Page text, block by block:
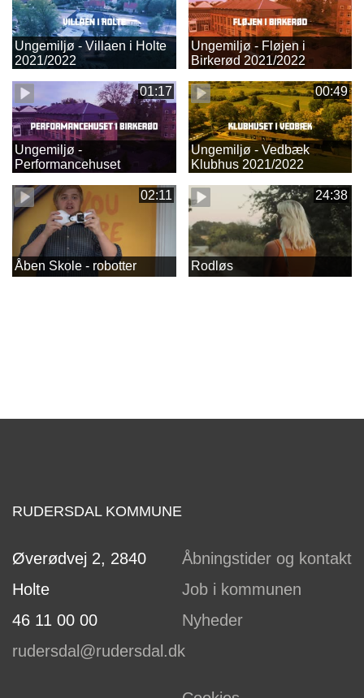
Ungemiljø - Villaen i Holte
2021/2022
Ungemiljø - Fløjen i
Birkerød 2021/2022
01:17
Ungemiljø -
Performancehuset
00:49
Ungemiljø - Vedbæk
Klubhus 2021/2022
02:11
Åben Skole - robotter
24:38
Rodløs
RUDERSDAL KOMMUNE
Øverødvej 2, 2840
Holte
46 11 00 00
rudersdal@rudersdal.dk
Åbningstider og kontakt
Job i kommunen
Nyheder